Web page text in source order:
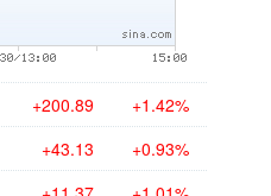
+200.89 +1.42%
+43.13 +0.93%